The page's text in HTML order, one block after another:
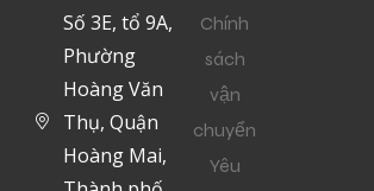
Số 3E, tổ 9A,
Phường
Hoàng Văn
Thụ, Quận
Hoàng Mai,
Chính
sách
vận
chuyển
Yêu